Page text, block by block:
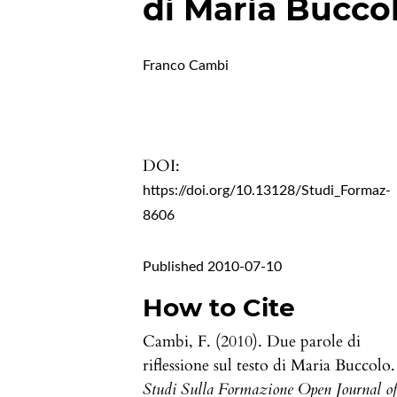
di Maria
Franco Cambi
DOI:
https://doi.org/10.13128/Studi_Formaz-
8606
Published 2010-07-10
How to Cite
Cambi, F. (2010). Due parole di
riflessione sul testo di Maria Buccolo.
Studi Sulla Formazione Open Journal of